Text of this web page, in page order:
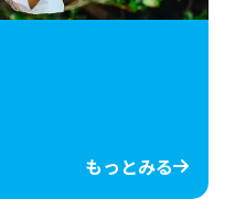
もっとみる